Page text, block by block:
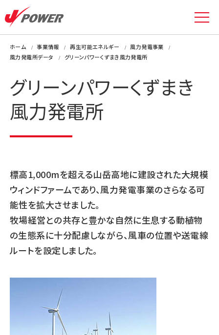
ホーム 事業情報 再生可能エネルギー
風力発電事業
風力発電所データ
グリーンパワーくずまき風力発電所
グリーンパワーくずまき
風力発電所
標高1,000mを超える山岳高地に建設された大規模
ウィンドファームであり、風力発電事業のさらなる可
能性を拡大させました。
牧場経営との共存と豊かな自然に生息する動植物
の生態系に十分配慮しながら、風車の位置や送電線
ルートを設定しました。